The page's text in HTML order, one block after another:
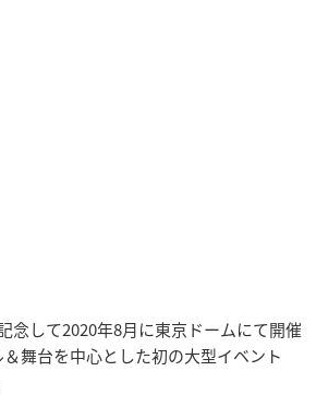
念して2020年8月に東京ドームにて開催
舞台を中心とした初の大型イベント